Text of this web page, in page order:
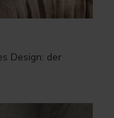
Design: der